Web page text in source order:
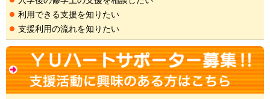
利用できる支援を知りたい
支援利用の流れを知りたい